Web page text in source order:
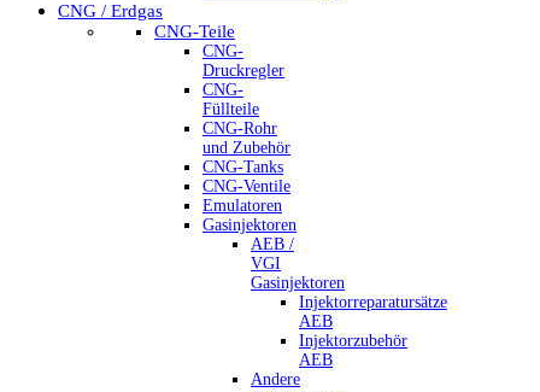
CNG / Erdgas
CNG-Teile
CNG-
Druckregler
CNG-
Füllteile
CNG-Rohr
und Zubehör
CNG-Tanks
CNG-Ventile
Emulatoren
Gasinjektoren
AEB /
VGI
Gasinjektoren
Injektorreparatursätze
AEB
Injektorzubehör
AEB
Andere